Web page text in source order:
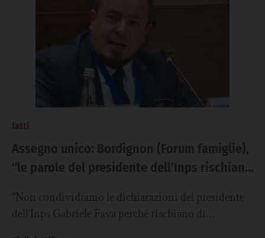
fatti
Assegno unico: Bordignon (Forum famiglie),
“le parole del presidente dell’Inps rischiano
averlo reso davvero universale”
“Non condividiamo le dichiarazioni del presidente
dell’Inps Gabriele Fava perché rischiano di